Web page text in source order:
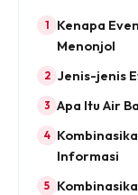
Kenapa
Menonjol
Jenis-jenis
Apa Itu Air
Informasi